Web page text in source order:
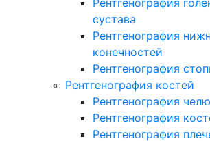
Рентгенография
сустава
Рентгенография
конечностей
Рентгенография
Рентгенография костей
Рентгенография
Рентгенография
Рентгенография